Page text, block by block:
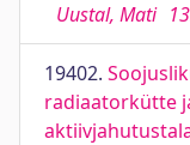
Uustal, Mati
19402.
radiaatorkütte